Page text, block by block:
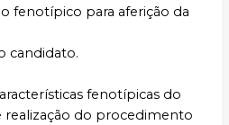
fenotípico para aferição da
candidato.
fenotípicas do
do procedimento